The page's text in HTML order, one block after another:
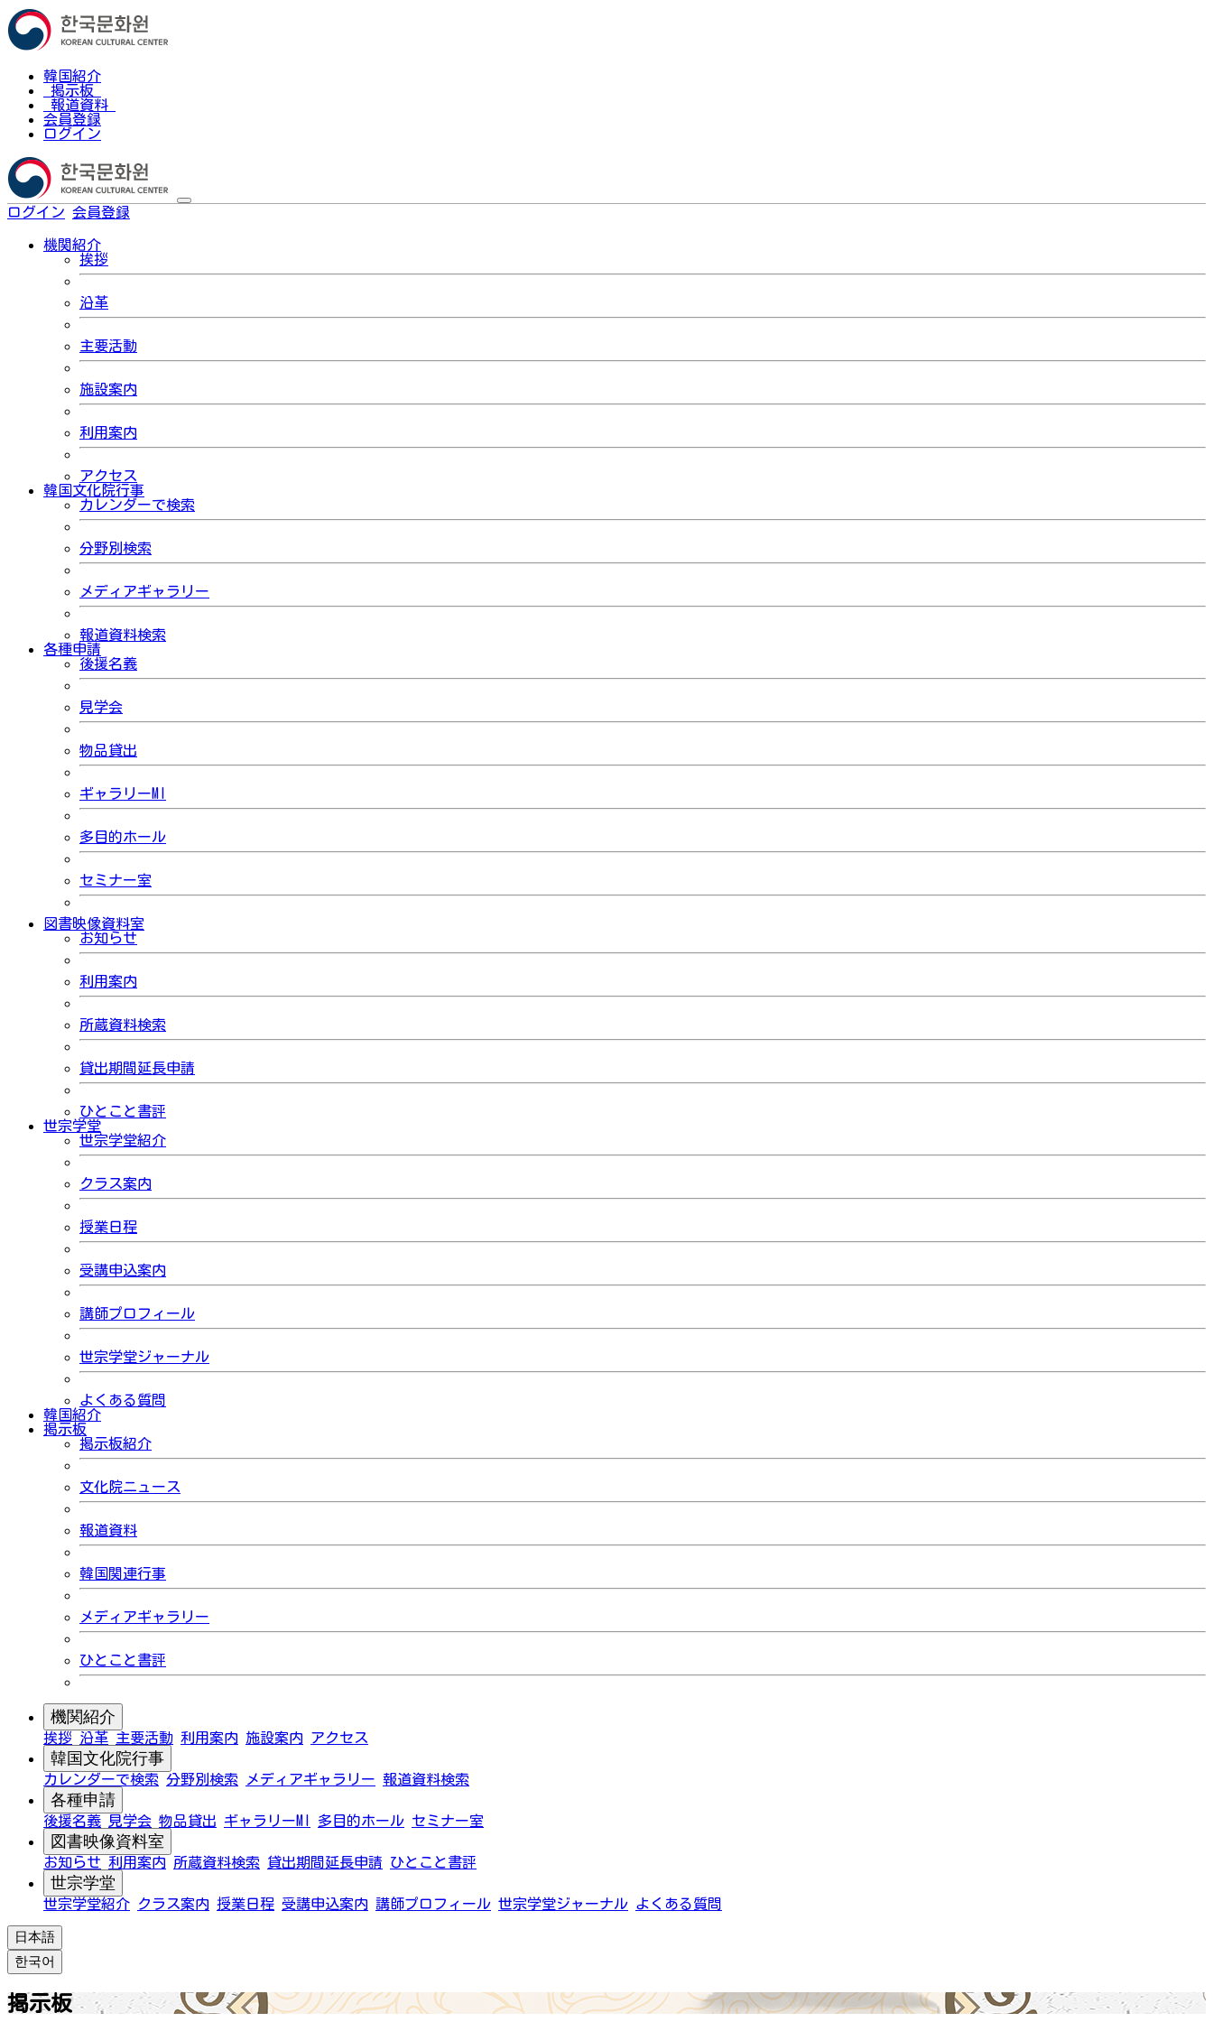
韓国紹介
掲示板
報道資料
会員登録
ログイン
ログイン 会員登録
機関紹介
挨拶
沿革
主要活動
施設案内
利用案内
アクセス
韓国文化院行事
カレンダーで検索
分野別検索
メディアギャラリー
報道資料検索
各種申請
後援名義
見学会
物品貸出
ギャラリーMI
多目的ホール
セミナー室
図書映像資料室
お知らせ
利用案内
所蔵資料検索
貸出期間延長申請
ひとこと書評
世宗学堂
世宗学堂紹介
クラス案内
授業日程
受講申込案内
講師プロフィール
世宗学堂ジャーナル
よくある質問
韓国紹介
掲示板
掲示板紹介
文化院ニュース
報道資料
韓国関連行事
メディアギャラリー
ひとこと書評
機関紹介
挨拶 沿革 主要活動 利用案内 施設案内 アクセス
韓国文化院行事
カレンダーで検索 分野別検索 メディアギャラリー 報道資料検索
各種申請
後援名義 見学会 物品貸出 ギャラリーMI 多目的ホール セミナー室
図書映像資料室
お知らせ 利用案内 所蔵資料検索 貸出期間延長申請 ひとこと書評
世宗学堂
世宗学堂紹介 クラス案内 授業日程 受講申込案内 講師プロフィール 世宗学堂ジャーナル よくある質問
日本語
한국어
掲示板